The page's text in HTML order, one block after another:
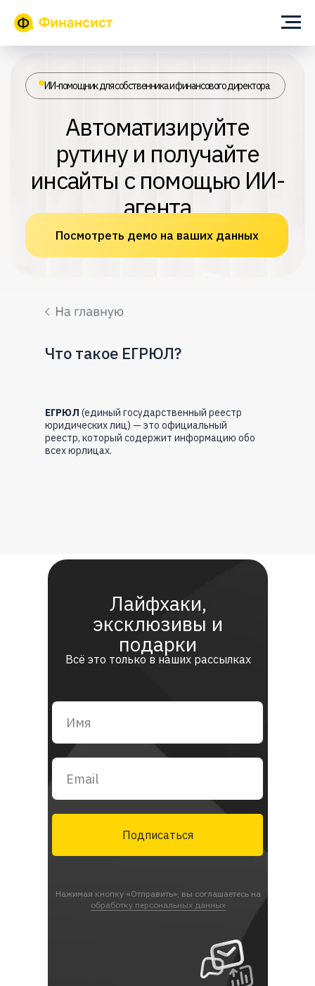
Автоматизируйте
инсайты с помощью ИИ-
агента
Посмотреть демо на ваших данных
Что такое ЕГРЮЛ?
ЕГРЮЛ (единый государственный реестр
юридических лиц) — это официальный
реестр, который содержит информацию обо
всех юрлицах.
Всё это только в наших рассылках
Лайфхаки,
эксклюзивы и
подарки
Нажимая кнопку «Отправить», вы соглашаетесь на
обработку персональных данных
Подписаться